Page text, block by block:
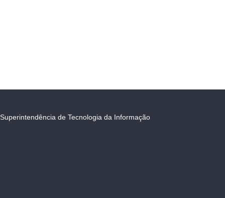
Superintendência de Tecnologia da Informação